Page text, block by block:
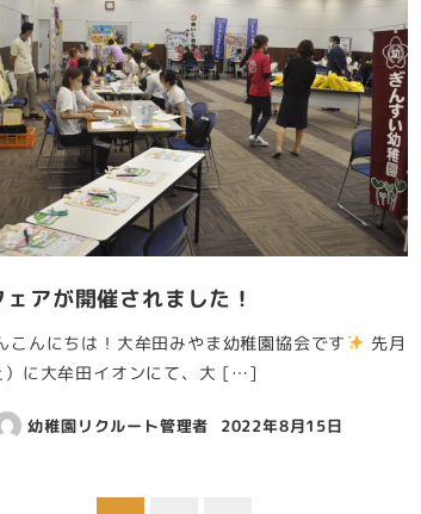
アが開催されました！
こんにちは！大牟田みやま幼稚園協会です
先月
）に大牟田イオンにて、大 […]
幼稚園リクルート管理者 2022年8月15日